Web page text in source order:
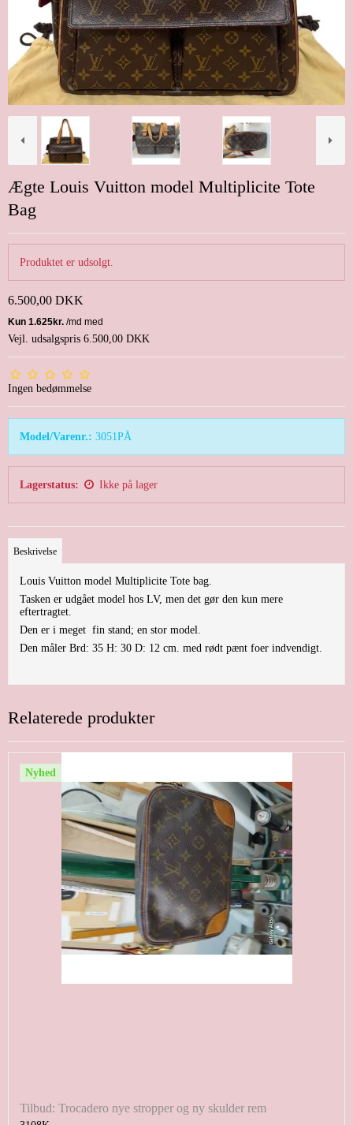
Ægte Louis Vuitton model Multiplicite Tote
Bag
Produktet er udsolgt.
6.500,00 DKK
Vejl. udsalgspris 6.500,00 DKK
Ingen bedømmelse
Model/Varenr.: 3051PÅ
Lagerstatus: Ikke på lager
Beskrivelse
Louis Vuitton model Multiplicite Tote bag.
Tasken er udgået model hos LV, men det gør den kun mere
eftertragtet.
Den er i meget fin stand; en stor model.
Den måler Brd: 35 H: 30 D: 12 cm. med rødt pænt foer indvendigt.
Relaterede produkter
Nyhed
Tilbud: Trocadero nye stropper og ny skulder rem